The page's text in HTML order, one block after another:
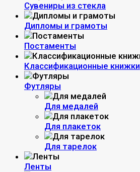
Сувениры из стекла
Дипломы и грамоты
Постаменты
Классификационные книжки
Футляры
Для медалей
Для плакеток
Для тарелок
Ленты